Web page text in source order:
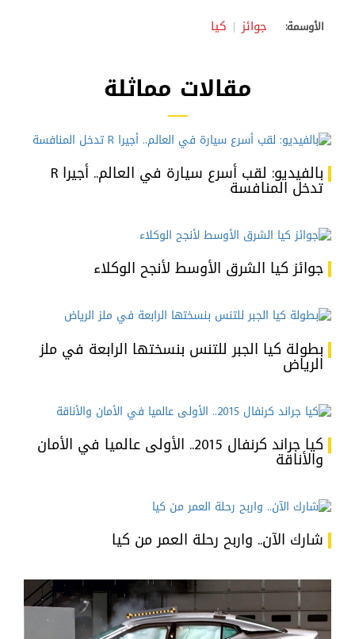
الأوسمة: جوائز كيا
مقالات مماثلة
بالفيديو: لقب أسرع سيارة في العالم.. أجيرا R
تدخل المنافسة
جوائز كيا الشرق الأوسط لأنجح الوكلاء
بطولة كيا الجبر للتنس بنسختها الرابعة في ملز
الرياض
كيا جراند كرنفال 2015.. الأولى عالميا في الأمان
والأناقة
شارك الآن.. واربح رحلة العمر من كيا